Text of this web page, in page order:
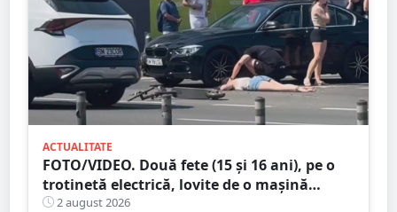
ACTUALITATE
FOTO/VIDEO. Două fete (15 și 16 ani), pe o
trotinetă electrică, lovite de o mașină
trotinetă lângă mall-ul NEPI
2 august 2026